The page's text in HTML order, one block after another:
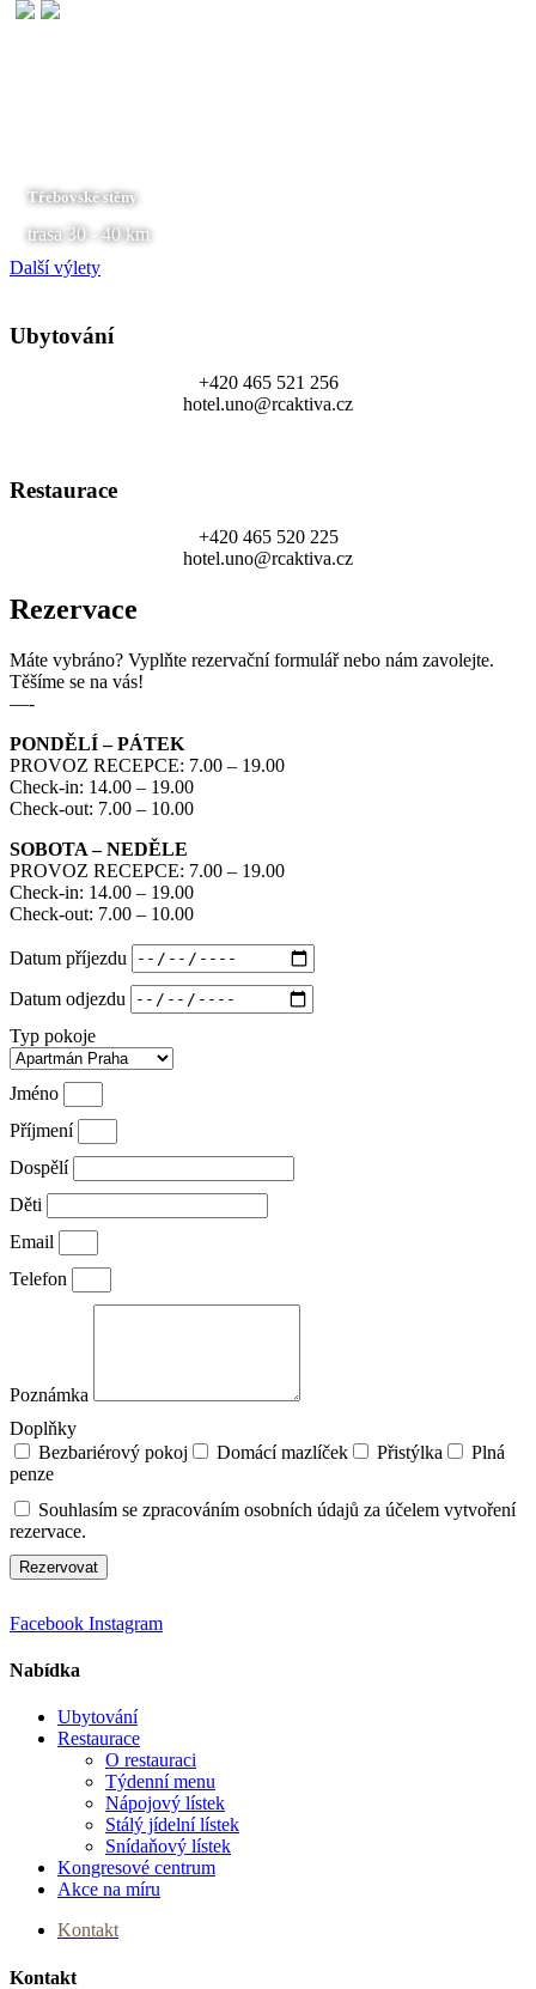
Třebovské stěny
trasa 30 - 40 km
Další výlety
Ubytování
+420 465 521 256
hotel.uno@rcaktiva.cz
Restaurace
+420 465 520 225
hotel.uno@rcaktiva.cz
Rezervace
Máte vybráno? Vyplňte rezervační formulář nebo nám zavolejte.
Těšíme se na vás!
—-
PONDĚLÍ – PÁTEK
PROVOZ RECEPCE: 7.00 – 19.00
Check-in: 14.00 – 19.00
Check-out: 7.00 – 10.00
SOBOTA – NEDĚLE
PROVOZ RECEPCE: 7.00 – 19.00
Check-in: 14.00 – 19.00
Check-out: 7.00 – 10.00
Datum příjezdu
Datum odjezdu
Typ pokoje
Jméno
Příjmení
Dospělí
Děti
Email
Telefon
Poznámka
Doplňky
Bezbariérový pokoj
Domácí mazlíček Přistýlka
Plná
penze
Souhlasím se zpracováním osobních údajů za účelem vytvoření
rezervace.
Rezervovat
Facebook Instagram
Nabídka
Ubytování
Restaurace
O restauraci
Týdenní menu
Nápojový lístek
Stálý jídelní lístek
Snídaňový lístek
Kongresové centrum
Akce na míru
Kontakt
Kontakt